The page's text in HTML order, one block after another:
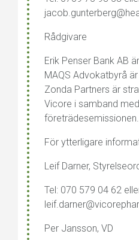
Rådgivare
Erik Penser Bank AB
MAQS Advokatbyrå
Zonda Partners är
Vicore i samband
företrädesemissionen.
För ytterligare
Leif Darner,
Tel: 070 579 04 62
Per Jansson, VD